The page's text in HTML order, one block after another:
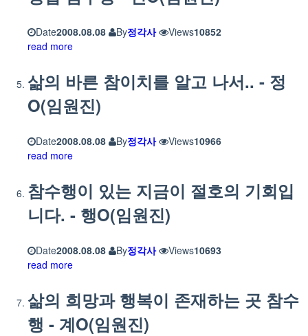
Date2008.08.08 By정각사 Views10852
read more
삶의 바른 참이치를 알고 나서.. - 정
O(임원진)
Date2008.08.08 By정각사 Views10966
read more
참수행이 있는 지금이 절호의 기회입
니다. - 행O(임원진)
Date2008.08.08 By정각사 Views10693
read more
삶의 희망과 행복이 존재하는 곳 참수
행 - 계O(임원진)